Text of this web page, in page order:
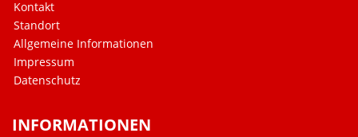
Kontakt
Standort
Allgemeine Informationen
Impressum
Datenschutz
INFORMATIONEN